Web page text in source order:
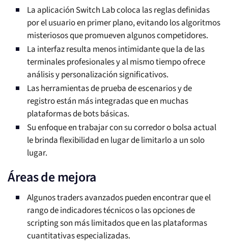
La aplicación Switch Lab coloca las reglas definidas
por el usuario en primer plano, evitando los algoritmos
misteriosos que promueven algunos competidores.
La interfaz resulta menos intimidante que la de las
terminales profesionales y al mismo tiempo ofrece
análisis y personalización significativos.
Las herramientas de prueba de escenarios y de
registro están más integradas que en muchas
plataformas de bots básicas.
Su enfoque en trabajar con su corredor o bolsa actual
le brinda flexibilidad en lugar de limitarlo a un solo
lugar.
Áreas de mejora
Algunos traders avanzados pueden encontrar que el
rango de indicadores técnicos o las opciones de
scripting son más limitados que en las plataformas
cuantitativas especializadas.